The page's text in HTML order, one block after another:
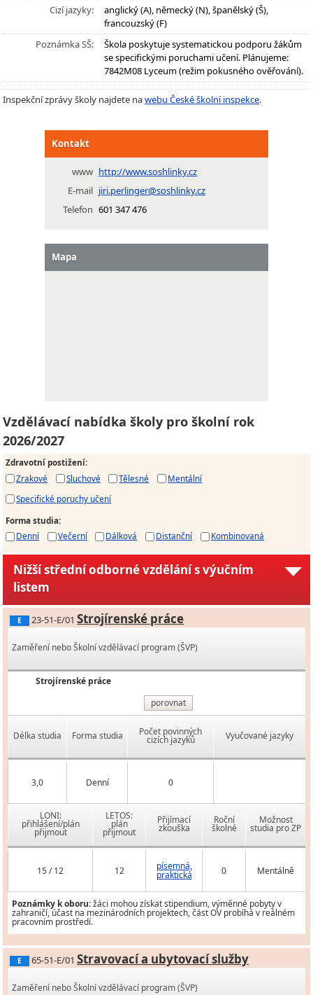
Cizí jazyky:
anglický (A), německý (N), španělský (Š),
francouzský (F)
Poznámka SŠ:
Škola poskytuje systematickou podporu žákům
se specifickými poruchami učení. Plánujeme:
7842M08 Lyceum (režim pokusného ověřování).
Inspekční zprávy školy najdete nawebu České školní inspekce.
Kontakt
www http://www.soshlinky.cz
E-mail jiri.perlinger@soshlinky.cz
Telefon 601 347 476
Mapa
Vzdělávací nabídka školy pro školní rok
2026/2027
Zdravotní postižení:
Zrakové
Sluchové Tělesné
Mentální
Specifické poruchy učení
Forma studia:
Denní
Večerní Dálková Distanční Kombinovaná
Nižší střední odborné vzdělání s výučním
listem
E 23-51-E/01 Strojírenské práce
Zaměření nebo Školní vzdělávací program (ŠVP)
Strojírenské práce
porovnat
Délka studia Forma studia Počet povinných
cizích jazyků Vyučované jazyky
3,0 Denní 0
LONI:
přihlášení/plán
přijmout
LETOS:
plán
přijmout
Přijímací
zkouška
Roční
školné
Možnost
studia pro ZP
15 / 12 12 písemná,
praktická 0 Mentálně
Poznámky k oboru:žáci mohou získat stipendium, výměnné pobyty v
zahraničí, účast na mezinárodních projektech, část OV probíhá v reálném
pracovním prostředí.
E 65-51-E/01 Stravovací a ubytovací služby
Zaměření nebo Školní vzdělávací program (ŠVP)